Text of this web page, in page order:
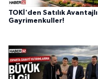
TOKİ'den Satılık Avantajlı
Gayrimenkuller!